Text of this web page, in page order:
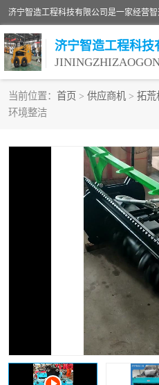
济宁智造工程科技
当前位置： 首页 > 供应商机 > 拓荒
环境整洁
振动夯
枕木机